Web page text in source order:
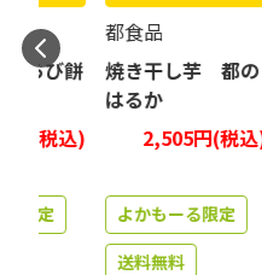
らび餅
(税込)
限定
都食品
焼き干し芋 都の
はるか
2,505円(税込)
よかもーる限定
送料無料